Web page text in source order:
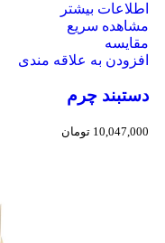
اطلاعات بیشتر
مشاهده سریع
مقایسه
افزودن به علاقه مندی
دستبند چرم
10,047,000 تومان